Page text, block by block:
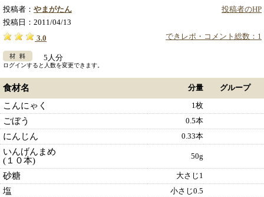
投稿者のHP
投稿者： やまがたん
投稿日： 2011/04/13
できレポ・コメント総数：1
3.0
5人分
ログインすると人数を変更できます。
食材名 分量 グループ
こんにゃく 1枚
ごぼう 0.5本
にんじん 0.33本
いんげんまめ
(１０本)
50g
砂糖 大さじ1
塩 小さじ0.5